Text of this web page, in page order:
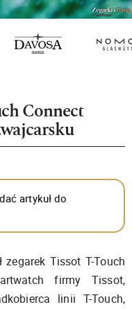
Connect
artykuł do
Tissot T-Touch
firmy Tissot,
linii T-Touch,